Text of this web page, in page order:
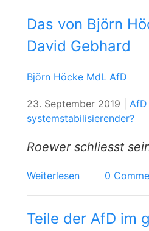
Das von Björn
David Gebhard
Björn Höcke MdL AfD
23. September 2019 |
systemstabilisierender?
Roewer schliesst
Weiterlesen 0
Teile der AfD im